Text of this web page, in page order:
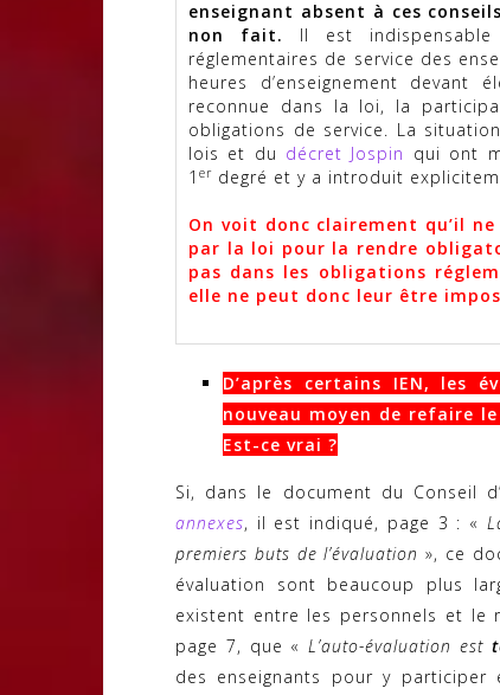
enseignant absent à ces
non fait.
Il est
réglementaires de service des
heures d’enseignement devant
reconnue dans la loi, la
obligations de service. La
lois et du décret Jospin qui ont
1 er degré et y a introduit
On voit donc clairement qu’il
par la loi pour la rendre
pas dans les obligations
elle ne peut donc leur être
D’après certains IEN, les
nouveau moyen de refaire le
Est-ce vrai ?
Si, dans le document du Conseil
annexes, il est indiqué, page 3 : «
premiers buts de l’évaluation », ce
évaluation sont beaucoup plus
existent entre les personnels et le
page 7, que « L’auto-évaluation est
des enseignants pour y